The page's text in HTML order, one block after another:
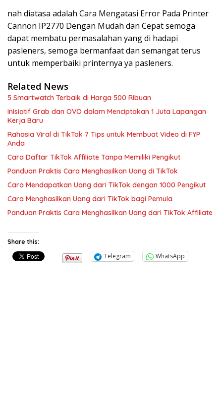
nah diatasa adalah Cara Mengatasi Error Pada Printer
Cannon IP2770 Dengan Mudah dan Cepat semoga
dapat membatu permasalahan yang di hadapi
pasleners, semoga bermanfaat dan semangat terus
untuk memperbaiki printernya ya pasleners.
Related News
5 Smartwatch Terbaik di Harga 500 Ribuan
Inisiatif Grab dan OVO dalam Menciptakan 1 Juta Lapangan
Kerja Baru
Rahasia Viral di TikTok 7 Tips untuk Membuat Video di FYP
Anda
Cara Daftar TikTok Affiliate Tanpa Memiliki Pengikut
Panduan Praktis Cara Menghasilkan Uang di TikTok
Cara Mendapatkan Uang dari TikTok dengan 1000 Pengikut
Cara Menghasilkan Uang dari TikTok bagi Pemula
Panduan Praktis Cara Menghasilkan Uang dari TikTok Affiliate
Share this:
Telegram WhatsApp